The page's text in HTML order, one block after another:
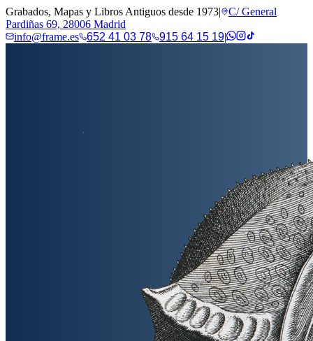
Grabados, Mapas y Libros Antiguos desde 1973|
C/ General
Pardiñas 69, 28006 Madrid
info@frame.es
652 41 03 78 915 64 15 19|